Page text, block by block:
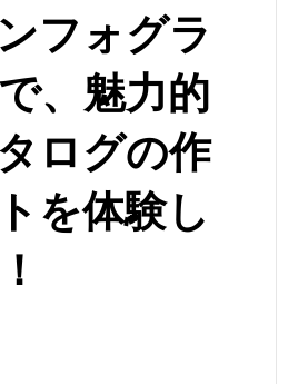
フォグラ
、魅力的
ログの作
を体験し